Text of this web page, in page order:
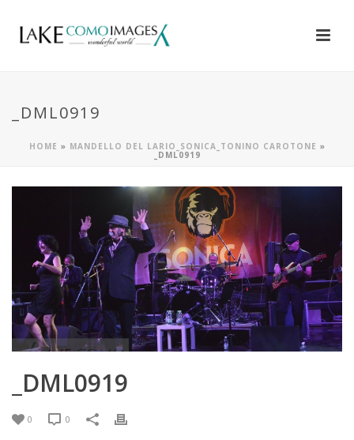
_DML0919
HOME » MANDELLO DEL LARIO_SONICA_TONINO CAROTONE »
_DML0919
_DML0919
0 0